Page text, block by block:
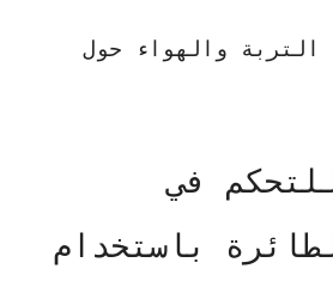
التربة والهواء حول
في
باستخدام